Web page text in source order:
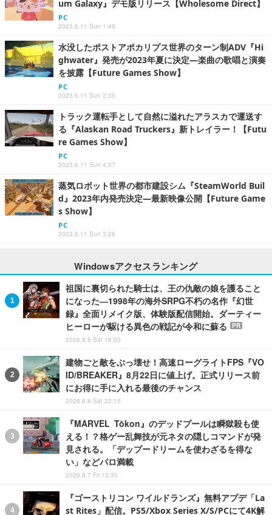
um Galaxy』デモ版リリース【Wholesome Direct】
PC
2023.6.11 Sun 1:49
水没したポストアポカリプス世界のターン制ADV『Hi
ghwater』発売が2023年夏に決定―楽曲の歌唱と演奏
を披露【Future Games Show】
PC
2023.6.11 Sun 2:35
トラック運転手として自然に溢れたアラスカで運送す
る『Alaskan Road Truckers』新トレイラー！【Futu
re Games Show】
PC
2023.6.11 Sun 4:57
蒸気ロボット世界の都市建設シム『SteamWorld Buil
d』2023年内発売決定―最新映像公開【Future Game
s Show】
PC
2023.6.11 Sun 3:26
Windowsアクセスランキング
祖国に裏切られた騎士は、王の仇敵の娘を護ること
になった―1998年の海外SRPG不朽の名作『幻世
録』全面リメイク版、体験版配信開始。ダーティー
ヒーローが駆ける異色の戦記が令和に蘇る
PR
2026.8.8 Sat 18:00
建物ごと敵をぶっ壊せ！高速ローグライトFPS『VO
ID/BREAKER』8月22日に値上げ。正式リリース前
にお得に手に入れる最後のチャンス
2026.8.8 Sat 22:15
『MARVEL Tōkon』のデッドプールは瞬獄殺も使
える！？格ゲー乱舞技が元ネタの隠しコマンドが発
見される。「デップードリームを使わざるを得な
い」などパロ満載
2026.8.7 Fri 13:30
『ゴーストリコン ワイルドランズ』無料アプデ「La
st Rites」配信。PS5/Xbox Series X/S/PCにて4K解